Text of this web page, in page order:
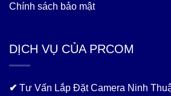
Chính sách bảo mật
DỊCH VỤ CỦA PRCOM
✔ Tư Vấn Lắp Đặt Camera Ninh